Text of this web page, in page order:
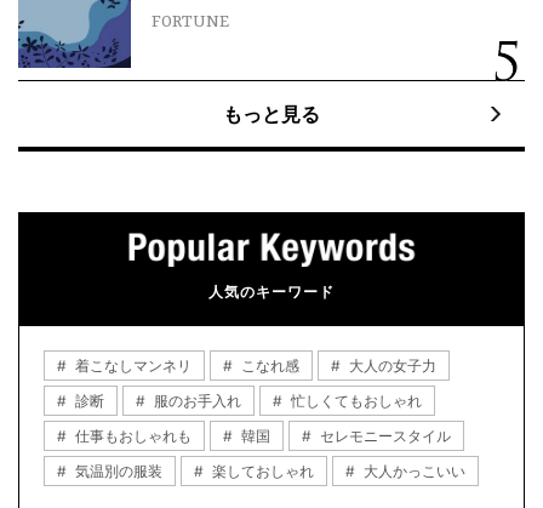
FORTUNE
もっと見る
人気のキーワード
着こなしマンネリ こなれ感
大人の女子力
診断
服のお手入れ
忙しくてもおしゃれ
仕事もおしゃれも
韓国
セレモニースタイル
気温別の服装
楽しておしゃれ 大人かっこいい